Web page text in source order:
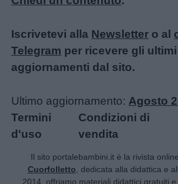
Iscrivetevi alla Newsletter o al
Telegram per ricevere gli ultimi
aggiornamenti dal sito.
Ultimo aggiornamento: Agosto
Termini
d'uso
Condizioni di
vendita
Il sito portalebambini.it è la rivista
Cuorfolletto , dedicata alla didattica e
2014, offriamo materiali didattici gratuiti